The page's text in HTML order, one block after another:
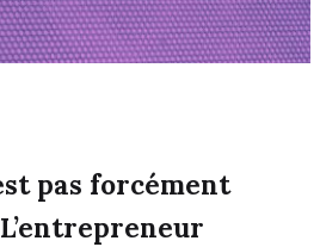
pas forcément